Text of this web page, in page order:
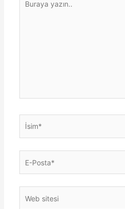
yazın..
Posta*
sitesi